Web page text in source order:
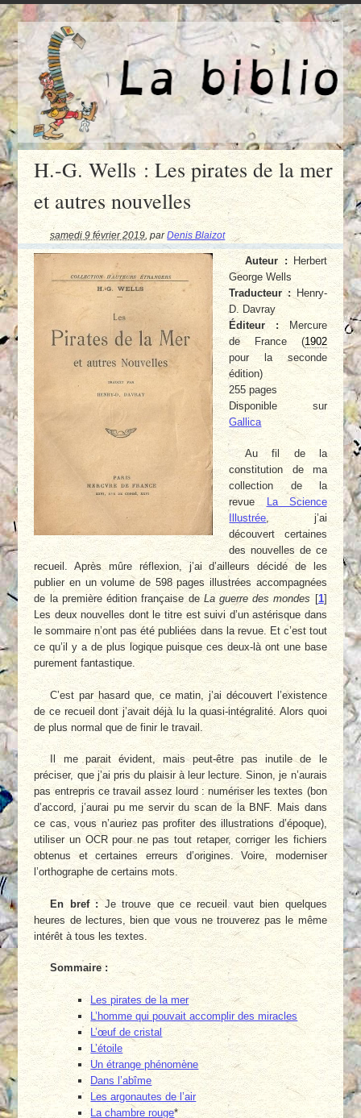
H.-G. Wells : Les pirates de la mer
et autres nouvelles
samedi 9 février 2019 ,parDenis Blaizot
Auteur :Herbert
George Wells
Traducteur :Henry-
D. Davray
Éditeur : Mercure
de France (1902
pour la seconde
édition)
255 pages
Disponible sur
Gallica
Au fil de la
constitution de ma
collection de la
revue La Science
Illustrée, j’ai
découvert certaines
des nouvelles de ce
recueil. Après mûre réflexion, j’ai d’ailleurs décidé de les
publier en un volume de 598 pages illustrées accompagnées
de la première édition française deLa guerre des mondes [1]
Les deux nouvelles dont le titre est suivi d’un astérisque dans
le sommaire n’ont pas été publiées dans la revue. Et c’est tout
ce qu’il y a de plus logique puisque ces deux-là ont une base
purement fantastique.
C’est par hasard que, ce matin, j’ai découvert l’existence
de ce recueil dont j’avait déjà lu la quasi-intégralité. Alors quoi
de plus normal que de finir le travail.
Il me parait évident, mais peut-être pas inutile de le
préciser, que j’ai pris du plaisir à leur lecture. Sinon, je n’aurais
pas entrepris ce travail assez lourd : numériser les textes (bon
d’accord, j’aurai pu me servir du scan de la BNF. Mais dans
ce cas, vous n’auriez pas profiter des illustrations d’époque),
utiliser un OCR pour ne pas tout retaper, corriger les fichiers
obtenus et certaines erreurs d’origines. Voire, moderniser
l’orthographe de certains mots.
En bref :Je trouve que ce recueil vaut bien quelques
heures de lectures, bien que vous ne trouverez pas le même
intérêt à tous les textes.
Sommaire :
Les pirates de la mer
L’homme qui pouvait accomplir des miracles
L’œuf de cristal
L’étoile
Un étrange phénomène
Dans l’abîme
Les argonautes de l’air
La chambre rouge*